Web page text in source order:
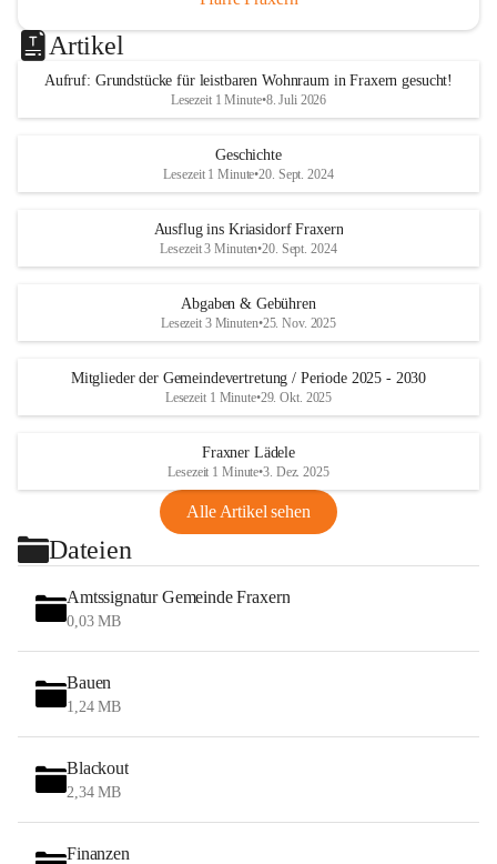
Artikel
Aufruf: Grundstücke für leistbaren Wohnraum in Fraxern gesucht!
Lesezeit 1 Minute•8. Juli 2026
Geschichte
Lesezeit 1 Minute•20. Sept. 2024
Ausflug ins Kriasidorf Fraxern
Lesezeit 3 Minuten•20. Sept. 2024
Abgaben & Gebühren
Lesezeit 3 Minuten•25. Nov. 2025
Mitglieder der Gemeindevertretung / Periode 2025 - 2030
Lesezeit 1 Minute•29. Okt. 2025
Fraxner Lädele
Lesezeit 1 Minute•3. Dez. 2025
Alle Artikel sehen
Dateien
Amtssignatur Gemeinde Fraxern
0,03 MB
Bauen
1,24 MB
Blackout
2,34 MB
Finanzen